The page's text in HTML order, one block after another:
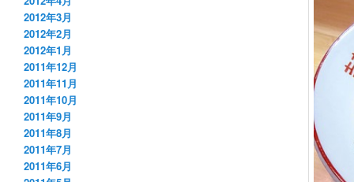
2012年3月
2012年2月
2012年1月
2011年12月
2011年11月
2011年10月
2011年9月
2011年8月
2011年7月
2011年6月